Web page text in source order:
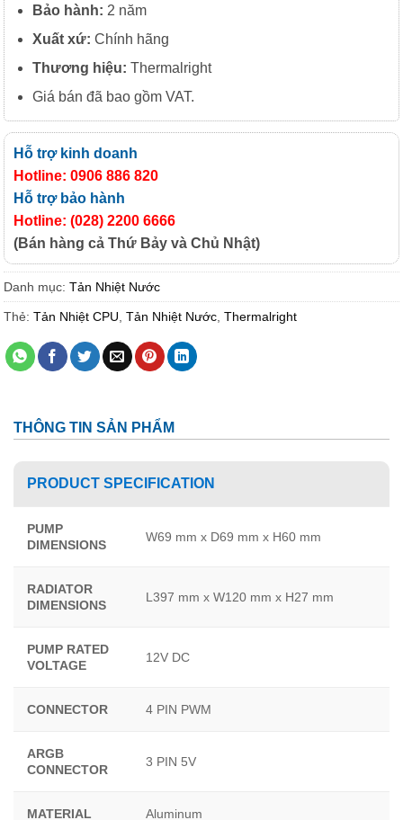
Bảo hành: 2 năm
Xuấtxứ: Chính hãng
Thương hiệu: Thermalright
Giá bán đã bao gồm VAT.
Hỗ trợ kinh doanh
Hotline: 0906 886 820
Hỗ trợ bảo hành
Hotline: (028) 2200 6666
(Bán hàng cả Thứ Bảy và Chủ Nhật)
Danh mục: Tản Nhiệt Nước
Thẻ: Tản Nhiệt CPU Tản Nhiệt Nước Thermalright
THÔNG TIN SẢN PHẨM
PRODUCT SPECIFICATION
PUMP
DIMENSIONS
W69 mm x D69 mm x H60 mm
RADIATOR
DIMENSIONS
L397 mm x W120 mm x H27 mm
PUMP RATED
VOLTAGE
12V DC
CONNECTOR 4 PIN PWM
ARGB
CONNECTOR
3 PIN 5V
MATERIAL Aluminum